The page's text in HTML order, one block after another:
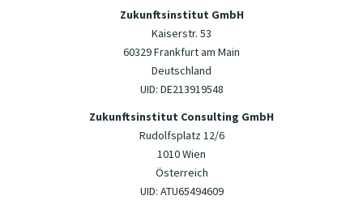
Zukunftsinstitut GmbH
Kaiserstr. 53
60329 Frankfurt am Main
Deutschland
UID: DE213919548
Zukunftsinstitut Consulting GmbH
Rudolfsplatz 12/6
1010 Wien
Österreich
UID: ATU65494609